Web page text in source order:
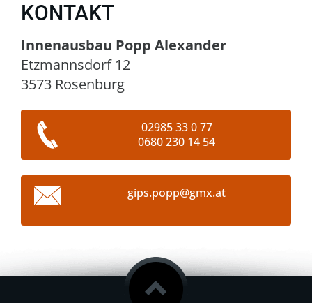
KONTAKT
Innenausbau Popp Alexander
Etzmannsdorf 12
3573 Rosenburg
02985 33 0 77
0680 230 14 54
gips.popp@gmx.at